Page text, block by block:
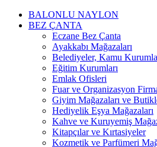
BALONLU NAYLON
BEZ ÇANTA
Eczane Bez Çanta
Ayakkabı Mağazaları
Belediyeler, Kamu
Eğitim Kurumları
Emlak Ofisleri
Fuar ve Organizasyon
Giyim Mağazaları ve
Hediyelik Eşya Mağazaları
Kahve ve Kuruyemiş
Kitapçılar ve Kırtasiyeler
Kozmetik ve Parfümeri